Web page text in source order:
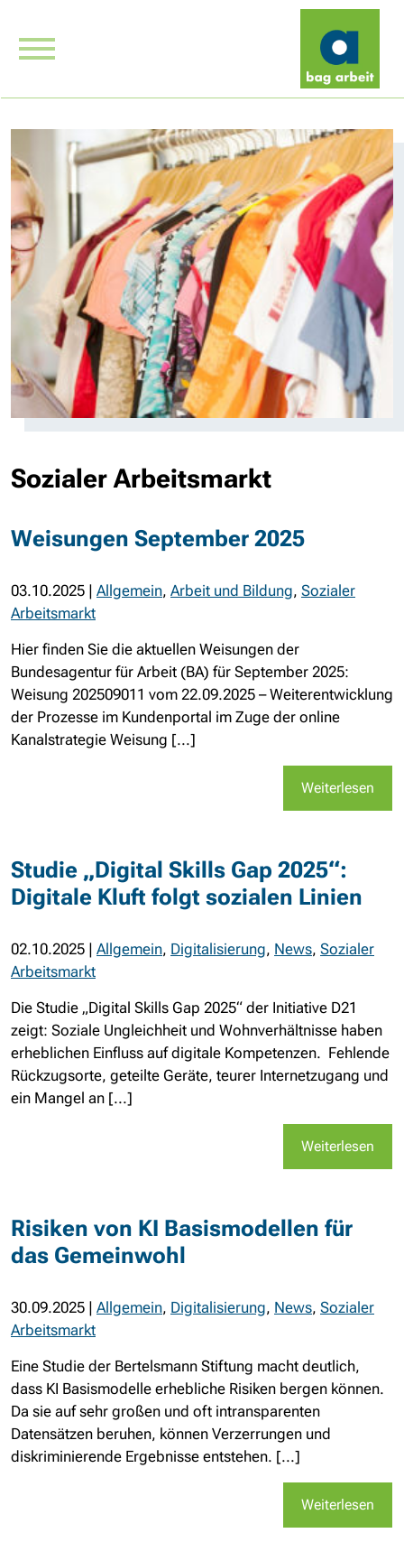
Sozialer Arbeitsmarkt
Weisungen September 2025
03.10.2025 | Allgemein, Arbeit und Bildung, Sozialer
Arbeitsmarkt
Hier finden Sie die aktuellen Weisungen der
Bundesagentur für Arbeit (BA) für September 2025:
Weisung 202509011 vom 22.09.2025 – Weiterentwicklung
der Prozesse im Kundenportal im Zuge der online
Kanalstrategie Weisung [...]
Weiterlesen
Studie „Digital Skills Gap 2025“:
Digitale Kluft folgt sozialen Linien
02.10.2025 | Allgemein, Digitalisierung, News, Sozialer
Arbeitsmarkt
Die Studie „Digital Skills Gap 2025“ der Initiative D21
zeigt: Soziale Ungleichheit und Wohnverhältnisse haben
erheblichen Einfluss auf digitale Kompetenzen. Fehlende
Rückzugsorte, geteilte Geräte, teurer Internetzugang und
ein Mangel an [...]
Weiterlesen
Risiken von KI Basismodellen für
das Gemeinwohl
30.09.2025 | Allgemein, Digitalisierung, News, Sozialer
Arbeitsmarkt
Eine Studie der Bertelsmann Stiftung macht deutlich,
dass KI Basismodelle erhebliche Risiken bergen können.
Da sie auf sehr großen und oft intransparenten
Datensätzen beruhen, können Verzerrungen und
diskriminierende Ergebnisse entstehen. [...]
Weiterlesen